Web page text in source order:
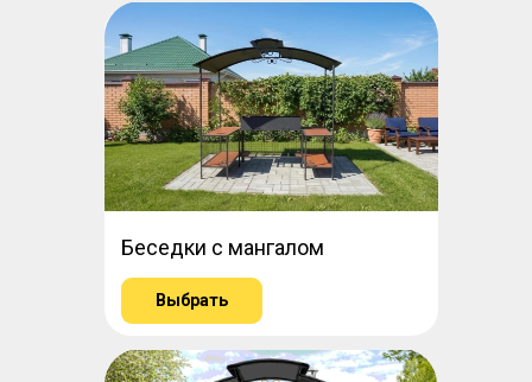
Беседки с мангалом
Выбрать